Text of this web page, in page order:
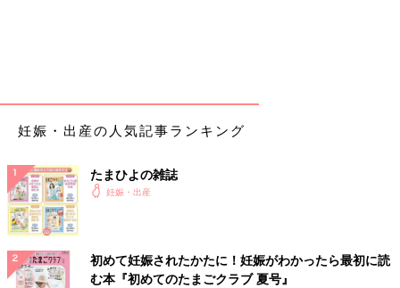
妊娠・出産の人気記事ランキング
たまひよの雑誌
妊娠・出産
初めて妊娠されたかたに！妊娠がわかったら最初に読
む本『初めてのたまごクラブ 夏号』